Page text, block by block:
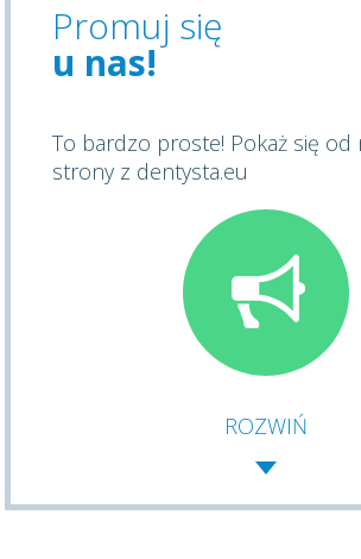
Promuj się
u nas!
To bardzo proste! Pokaż się od
strony z dentysta.eu
ROZWIŃ